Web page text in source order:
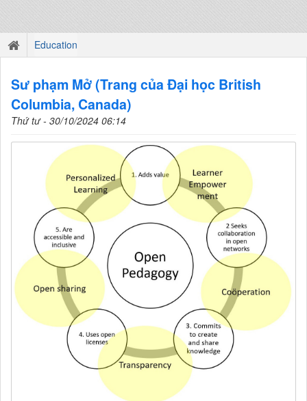
Education
Sư phạm Mở (Trang của Đại học British
Columbia, Canada)
Thứ tư - 30/10/2024 06:14